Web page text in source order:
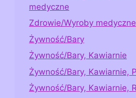
medyczne
Zdrowie/Wyroby medyczne
Żywność/Bary
Żywność/Bary, Kawiarnie
Żywność/Bary, Kawiarnie,
Żywność/Bary, Kawiarnie,